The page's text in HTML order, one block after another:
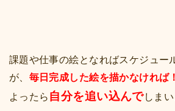
課題や仕事の絵となればスケジュー
が、 毎日完成した絵を描かなければ！
よったら 自分を追い込んでしまい